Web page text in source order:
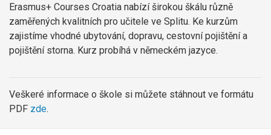
Erasmus+ Courses Croatia nabízí širokou škálu různě
zaměřených kvalitních pro učitele ve Splitu. Ke kurzům
zajistíme vhodné ubytování, dopravu, cestovní pojištění a
pojištění storna. Kurz probíhá v německém jazyce.
Veškeré informace o škole si můžete stáhnout ve formátu
PDF zde.